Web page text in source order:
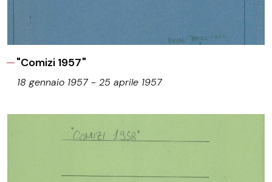
"Comizi 1957"
18 gennaio 1957 - 25 aprile 1957